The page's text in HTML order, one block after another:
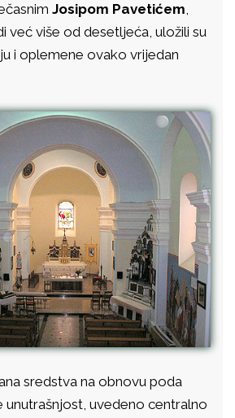
Josipom Pavetićem,
već više od desetljeća, uložili su
i oplemene ovako vrijedan
sredstva na obnovu poda
unutrašnjost, uvedeno centralno